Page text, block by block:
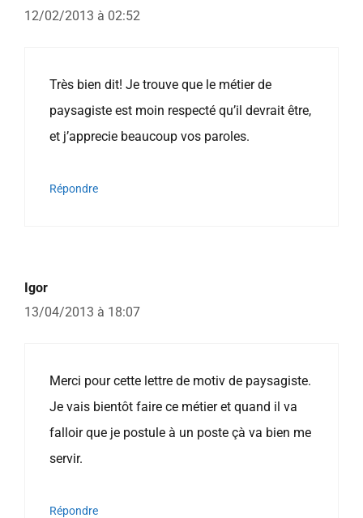
12/02/2013 à 02:52
Très bien dit! Je trouve que le métier de
paysagiste est moin respecté qu’il devrait être,
et j’apprecie beaucoup vos paroles.
Répondre
Igor
13/04/2013 à 18:07
Merci pour cette lettre de motiv de paysagiste.
Je vais bientôt faire ce métier et quand il va
falloir que je postule à un poste çà va bien me
servir.
Répondre